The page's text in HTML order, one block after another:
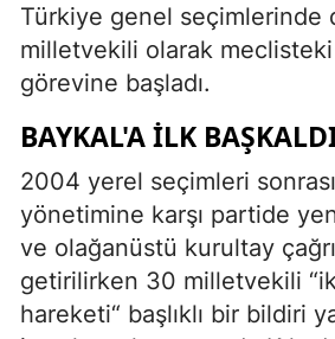
Türkiye genel seçimlerinde
milletvekili olarak
görevine başladı.
BAYKAL'A ILK
2004 yerel seçimleri
yönetimine karşı partide
ve olağanüstü kurultay
getirilirken 30 milletvekili
hareketi“ başlıklı bir bildiri